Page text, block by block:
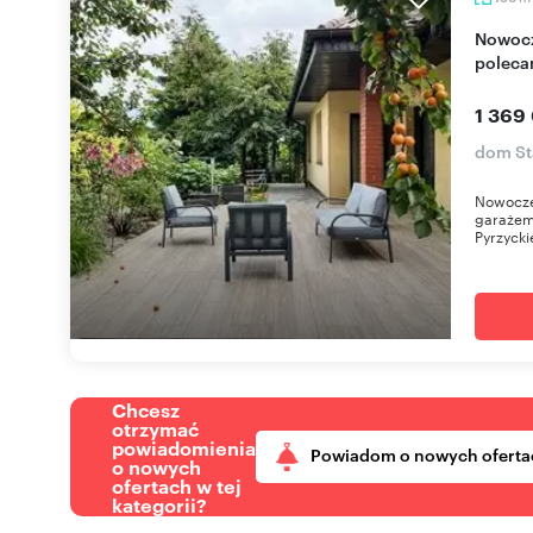
Nowoczesny dom 156 m² z garażem i fotowoltaiką
1 369
dom
Chcesz
otrzymać
powiadomienia
o nowych
ofertach w tej
kategorii?
Powiadom o nowych